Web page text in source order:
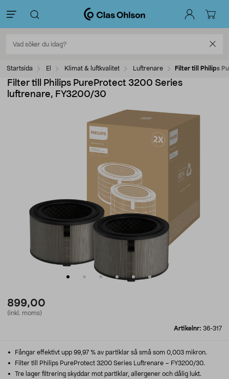
Startsida El Klimat & luftkvalitet Luftrenare Filter till Philips
Filter till Philips PureProtect 3200 Series
luftrenare, FY3200/30
899,00
(inkl. moms)
Artikelnr: 36-317
Fångar effektivt upp 99,97 % av partiklar så små som 0,003 mikron.
Filter till Philips PureProtect 3200 Series Luftrenare – FY3200/30.
Tre lager filtrering skyddar mot partiklar, allergener och dålig lukt.